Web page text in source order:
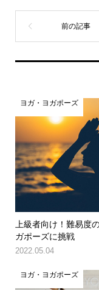
ヨガ・ヨガポーズ
上級者向け！難易度
ガポーズに挑戦
2022.05.04
ヨガ・ヨガポーズ